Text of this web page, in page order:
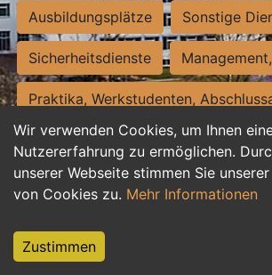
Wir verwenden Cookies, um Ihnen
Nutzererfahrung zu ermöglichen.
unserer Webseite stimmen Sie
von Cookies zu. Mehr Informationen
Zustimmen
Ausbildungsplätze Sonstige
Sicherheitsdienste
Praktika, Werkstudenten,
Personalwesen Assistenz,
Hilfskräfte, Aushilfs- und Nebenjobs
Weiterbildung, Studium, duale